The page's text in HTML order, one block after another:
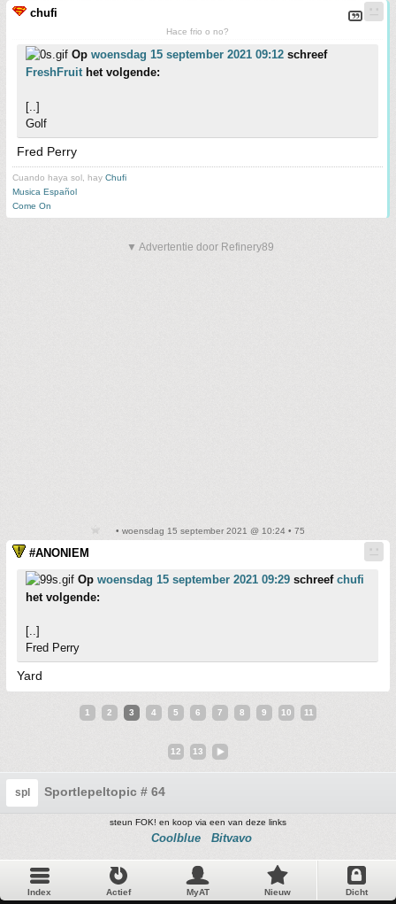
chufi
Hace frio o no?
Op woensdag 15 september 2021 09:12 schreef
FreshFruithet volgende:
[..]
Golf
Fred Perry
Cuando haya sol, hay Chufi
Musica Español
Come On
▼ Advertentie door Refinery89
• woensdag 15 september 2021 @ 10:24 • 75
#ANONIEM
Op woensdag 15 september 2021 09:29 schreef chufi
het volgende:
[..]
Fred Perry
Yard
1 2 3 4 5 6 7 8 9 10 11
12 13
spl Sportlepeltopic # 64
steun FOK! en koop via een van deze links
Coolblue Bitvavo
Index Actief MyAT Nieuw Dicht